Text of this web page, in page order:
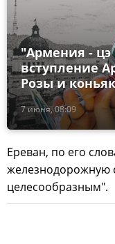
7 июня, 08:09
"Армения -
вступление
Розы и
Ереван, по его
железнодорожную
целесообразным".